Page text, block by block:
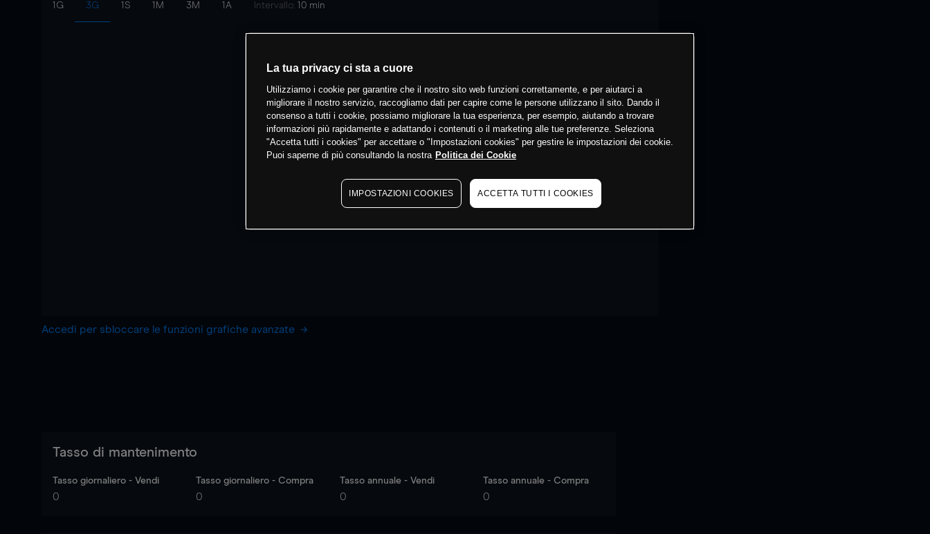
1G 3G 1S 1M 3M 1A Intervallo: 10 min
Accedi per sbloccare le funzioni grafiche avanzate
Tasso di mantenimento
Tasso giornaliero - Vendi
0
Tasso giornaliero - Compra
0
Tasso annuale - Vendi
0
Tasso annuale - Compra
0
La tua privacy ci sta a cuore
Utilizziamo i cookie per garantire che il nostro sito web funzioni correttamente, e per aiutarci a
migliorare il nostro servizio, raccogliamo dati per capire come le persone utilizzano il sito. Dando il
consenso a tutti i cookie, possiamo migliorare la tua esperienza, per esempio, aiutando a trovare
informazioni più rapidamente e adattando i contenuti o il marketing alle tue preferenze. Seleziona
"Accetta tutti i cookies" per accettare o "Impostazioni cookies" per gestire le impostazioni dei cookie.
Puoi saperne di più consultando la nostra Politica dei Cookie
IMPOSTAZIONI COOKIES ACCETTA TUTTI I COOKIES